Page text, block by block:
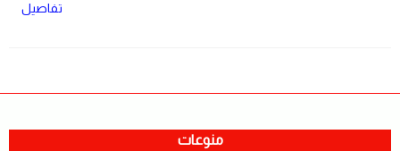
تفاصيل
منوعات